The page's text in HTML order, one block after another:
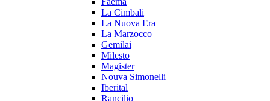
La Cimbali
La Nuova Era
La Marzocco
Gemilai
Milesto
Magister
Nouva Simonelli
Iberital
Rancilio